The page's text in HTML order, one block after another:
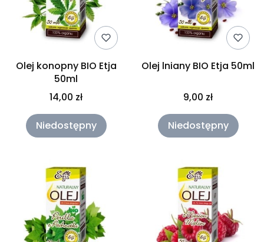
Olej konopny BIO Etja
50ml
14,00 zł
Niedostępny
Olej lniany BIO Etja 50ml
9,00 zł
Niedostępny